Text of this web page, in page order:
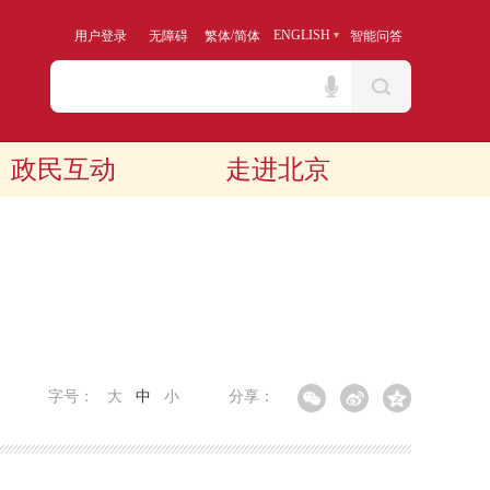
用户登录 无障碍 繁体/简体 ENGLISH 智能问答
政民互动 走进北京
分享：
字号： 大 中 小